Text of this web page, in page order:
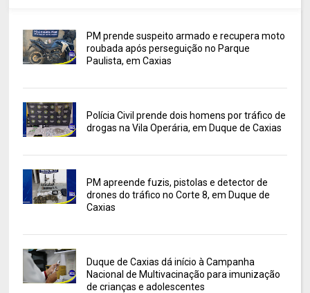
PM prende suspeito armado e recupera moto
roubada após perseguição no Parque
Paulista, em Caxias
Polícia Civil prende dois homens por tráfico de
drogas na Vila Operária, em Duque de Caxias
PM apreende fuzis, pistolas e detector de
drones do tráfico no Corte 8, em Duque de
Caxias
Duque de Caxias dá início à Campanha
Nacional de Multivacinação para imunização
de crianças e adolescentes